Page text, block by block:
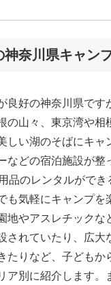
神奈川県キャン
良好の神奈川県です
の山々、東京湾や相
しい湖のそばにキャ
などの宿泊施設が整
品のレンタルができ
も気軽にキャンプを
地やアスレチックな
されていたり、広大
たりなど、子どもか
ア別に紹介します。